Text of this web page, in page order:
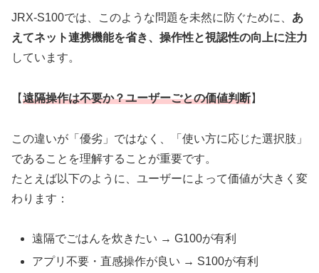
JRX-S100では、このような問題を未然に防ぐために、 あ
えてネット連携機能を省き、操作性と視認性の向上に注力
しています。
【遠隔操作は不要か？ユーザーごとの価値判断】
この違いが「優劣」ではなく、「使い方に応じた選択肢」
であることを理解することが重要です。
たとえば以下のように、ユーザーによって価値が大きく変
わります：
遠隔でごはんを炊きたい → G100が有利
アプリ不要・直感操作が良い → S100が有利